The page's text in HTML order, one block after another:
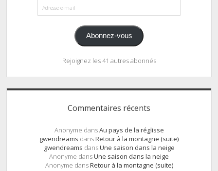
e-
Abonnez-vous
Rejoignez les 41 autres abonnés
Commentaires récents
Anonyme dansAu pays de la réglisse
gwendreams dansRetour à la montagne (suite)
gwendreams dansUne saison dans la neige
Anonyme dansUne saison dans la neige
Anonyme dansRetour à la montagne (suite)